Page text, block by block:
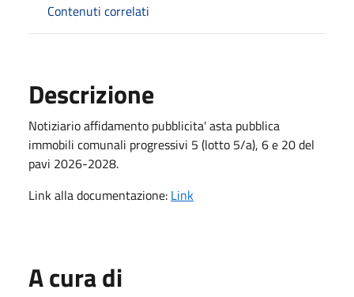
Contenuti correlati
Descrizione
Notiziario affidamento pubblicita' asta pubblica
immobili comunali progressivi 5 (lotto 5/a), 6 e 20 del
pavi 2026-2028.
Link alla documentazione: Link
A cura di